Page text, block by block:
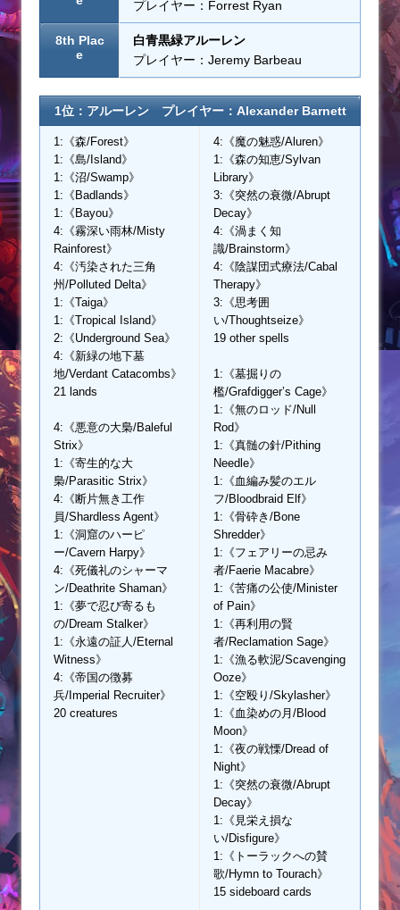
プレイヤー：Forrest Ryan
8th Plac
e
白青黒緑アルーレン
プレイヤー：Jeremy Barbeau
1位：アルーレン プレイヤー：Alexander Barnett
1:《森/Forest》
1:《島/Island》
1:《沼/Swamp》
1:《Badlands》
1:《Bayou》
4:《霧深い雨林/Misty
Rainforest》
4:《汚染された三角
州/Polluted Delta》
1:《Taiga》
1:《Tropical Island》
2:《Underground Sea》
4:《新緑の地下墓
地/Verdant Catacombs》
21 lands
4:《悪意の大梟/Baleful
Strix》
1:《寄生的な大
梟/Parasitic Strix》
4:《断片無き工作
員/Shardless Agent》
1:《洞窟のハーピ
ー/Cavern Harpy》
4:《死儀礼のシャーマ
ン/Deathrite Shaman》
1:《夢で忍び寄るも
の/Dream Stalker》
1:《永遠の証人/Eternal
Witness》
4:《帝国の徴募
兵/Imperial Recruiter》
20 creatures
4:《魔の魅惑/Aluren》
1:《森の知恵/Sylvan
Library》
3:《突然の衰微/Abrupt
Decay》
4:《渦まく知
識/Brainstorm》
4:《陰謀団式療法/Cabal
Therapy》
3:《思考囲
い/Thoughtseize》
19 other spells
1:《墓掘りの
檻/Grafdigger’s Cage》
1:《無のロッド/Null
Rod》
1:《真髄の針/Pithing
Needle》
1:《血編み髪のエル
フ/Bloodbraid Elf》
1:《骨砕き/Bone
Shredder》
1:《フェアリーの忌み
者/Faerie Macabre》
1:《苦痛の公使/Minister
of Pain》
1:《再利用の賢
者/Reclamation Sage》
1:《漁る軟泥/Scavenging
Ooze》
1:《空殴り/Skylasher》
1:《血染めの月/Blood
Moon》
1:《夜の戦慄/Dread of
Night》
1:《突然の衰微/Abrupt
Decay》
1:《見栄え損な
い/Disfigure》
1:《トーラックへの賛
歌/Hymn to Tourach》
15 sideboard cards